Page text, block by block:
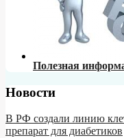
Полезная
Новости
В РФ создали линию
препарат для диабетиков